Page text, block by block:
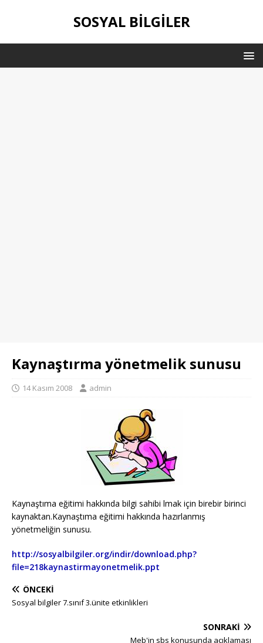
SOSYAL BILGILER
Kaynaştırma yönetmelik sunusu
14 Kasım 2008 admin
Kaynaştıma eğitimi hakkında bilgi sahibi lmak için birebir birinci
kaynaktan.Kaynaştıma eğitimi hakkında hazırlanmış
yönetmeliğin sunusu.
http://sosyalbilgiler.org/indir/download.php?
file=218kaynastirmayonetmelik.ppt
ÖNCEKI
Sosyal bilgiler 7.sınıf 3.ünite etkinlikleri
SONRAKI
Meb'in sbs konusunda açıklaması